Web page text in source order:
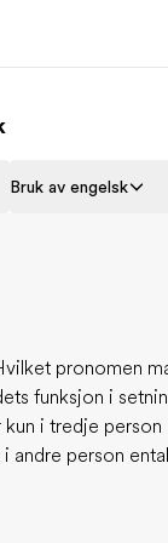
Bruk av engelsk
pronomen
funksjon i
i tredje
andre person